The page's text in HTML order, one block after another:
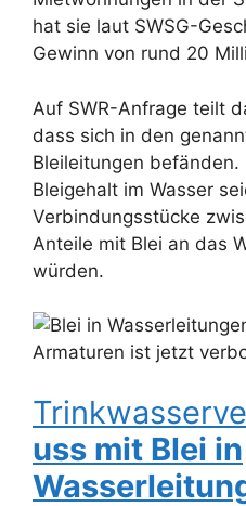
hat sie laut SWSG-
Gewinn von rund 20
Auf SWR-Anfrage teilt
dass sich in den
Bleileitungen
Bleigehalt im Wasser
Verbindungsstücke
Anteile mit Blei an das
würden.
uss mit Blei in